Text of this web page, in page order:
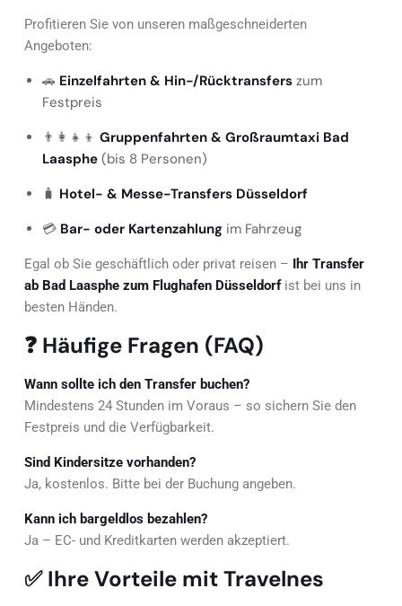
Profitieren Sie von unseren maßgeschneiderten
Angeboten:
🚗 Einzelfahrten & Hin-/Rücktransfers zum
Festpreis
👨‍👩‍👧‍👦 Gruppenfahrten & Großraumtaxi Bad
Laasphe (bis 8 Personen)
🧳 Hotel- & Messe-Transfers Düsseldorf
💳 Bar- oder Kartenzahlung im Fahrzeug
Egal ob Sie geschäftlich oder privat reisen – Ihr Transfer
ab Bad Laasphe zum Flughafen Düsseldorfist bei uns in
besten Händen.
❓ Häufige Fragen (FAQ)
Wann sollte ich den Transfer buchen?
Mindestens 24 Stunden im Voraus – so sichern Sie den
Festpreis und die Verfügbarkeit.
Sind Kindersitze vorhanden?
Ja, kostenlos. Bitte bei der Buchung angeben.
Kann ich bargeldlos bezahlen?
Ja – EC- und Kreditkarten werden akzeptiert.
✅ Ihre Vorteile mit Travelnes